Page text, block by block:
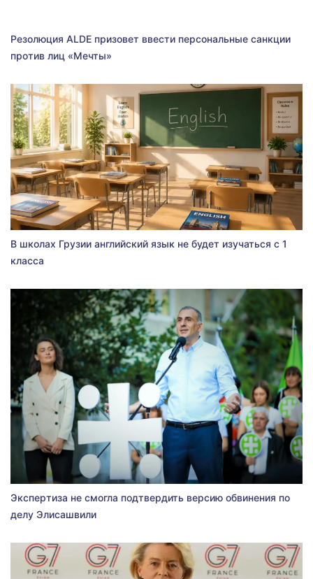
Резолюция ALDE призовет ввести персональные санкции
против лиц «Мечты»
В школах Грузии английский язык не будет изучаться с 1
класса
Экспертиза не смогла подтвердить версию обвинения по
делу Элисашвили